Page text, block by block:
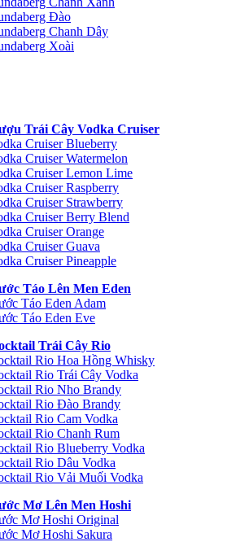
Đào
Chanh Dây
Xoài
Trái Cây Vodka Cruiser
Cruiser Blueberry
Cruiser Watermelon
Cruiser Lemon Lime
Cruiser Raspberry
Cruiser Strawberry
Cruiser Berry Blend
Cruiser Orange
Cruiser Guava
Cruiser Pineapple
Táo Lên Men Eden
Táo Eden Adam
Táo Eden Eve
Trái Cây Rio
Rio Hoa Hồng Whisky
Rio Trái Cây Vodka
Rio Nho Brandy
Rio Đào Brandy
Rio Cam Vodka
Rio Chanh Rum
Rio Blueberry Vodka
Rio Dâu Vodka
Rio Vải Muối Vodka
Mơ Lên Men Hoshi
Mơ Hoshi Original
Mơ Hoshi Sakura